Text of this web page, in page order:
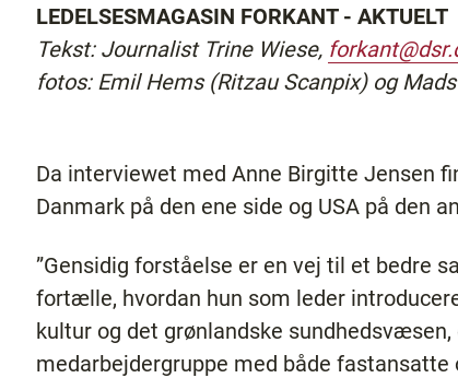
LEDELSESMAGASIN FORKANT - AKTUELT
Tekst: Journalist Trine Wiese,
fotos: Emil Hems (Ritzau Scanpix) og
Da interviewet med Anne Birgitte Jensen
Danmark på den ene side og USA på den
”Gensidig forståelse er en vej til et bedre
fortælle, hvordan hun som leder
kultur og det grønlandske
medarbejdergruppe med både fastansatte